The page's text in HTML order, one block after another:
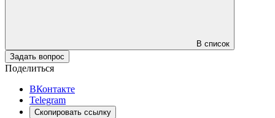
В список
Задать вопрос
Поделиться
ВКонтакте
Telegram
Скопировать ссылку